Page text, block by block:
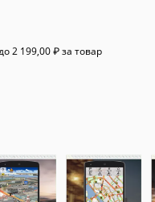
2 199,00 ₽ за товар